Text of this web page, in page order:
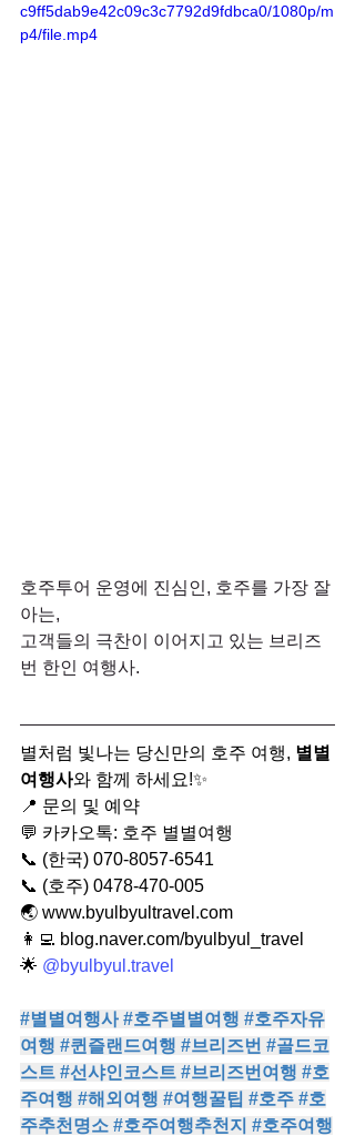
c9ff5dab9e42c09c3c7792d9fdbca0/1080p/m
p4/file.mp4
﻿호주투어 운영에 진심인, 호주를 가장 잘
아는,
고객들의 극찬이 이어지고 있는 브리즈
번 한인 여행사.
별처럼 빛나는 당신만의 호주 여행, 별별
여행사와 함께 하세요!✨
📍 문의 및 예약
💬 카카오톡: 호주 별별여행
📞 (한국) 070-8057-6541
📞 (호주) 0478-470-005
🌏 www.byulbyultravel.com
👩‍💻 blog.naver.com/byulbyul_travel
🌟 @byulbyul.travel
#별별여행사 #호주별별여행 #호주자유
여행 #퀸즐랜드여행 #브리즈번 #골드코
스트 #선샤인코스트 #브리즈번여행 #호
주여행 #해외여행 #여행꿀팁 #호주 #호
주추천명소 #호주여행추천지 #호주여행